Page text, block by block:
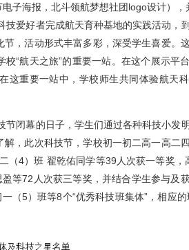
子海报，北斗领航梦想社团logo设计），
爱好者完成航天育种基地的实践活动，
，活动形式丰富多彩，深受学生喜爱。
“航天之旅”的重要一站。在这个展示平
这重要一站中，学校师生共同体验航天
幕的日子，学生们通过各种科技小发
，此次科技节，学校初一初二高一高二
（4）班 翟乾佑同学等39人次获一等奖，
等72人次获三等奖，并结合学生参与及
（5）班等8个“优秀科技班集体”，相应